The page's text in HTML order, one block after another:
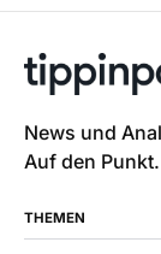
News und
Auf den Punkt.
THEMEN